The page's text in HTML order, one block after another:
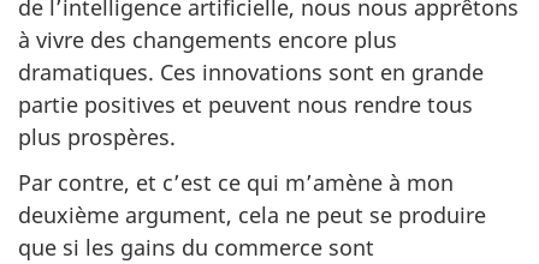
de l’intelligence artificielle, nous nous apprêtons
à vivre des changements encore plus
dramatiques. Ces innovations sont en grande
partie positives et peuvent nous rendre tous
plus prospères.
Par contre, et c’est ce qui m’amène à mon
deuxième argument, cela ne peut se produire
que si les gains du commerce sont